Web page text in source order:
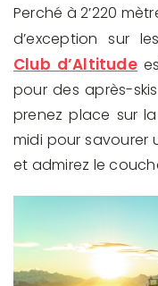
Perché à 2’220
d’exception sur
Club d’Altitude
pour des après-
prenez place sur
midi pour savourer
et admirez le